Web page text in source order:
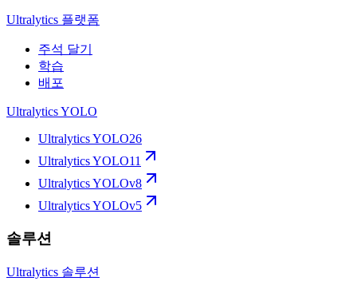
Ultralytics 플랫폼
주석 달기
학습
배포
Ultralytics YOLO
Ultralytics YOLO26
Ultralytics YOLO11
Ultralytics YOLOv8
Ultralytics YOLOv5
솔루션
Ultralytics 솔루션